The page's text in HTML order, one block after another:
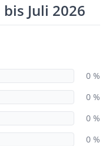
Juli 2026
0 %
0 %
0 %
0 %